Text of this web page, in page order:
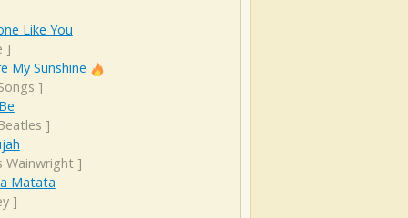
Like You
]
My Sunshine
]
]
Wainwright]
Matata
]